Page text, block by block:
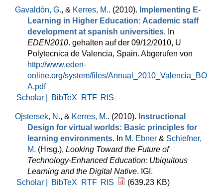
Gavaldón, G., & Kerres, M.. (2010). Implementing E-
Learning in Higher Education: Academic staff
development at spanish universities. In
EDEN2010. gehalten auf der 09/12/2010, U
Polytecnica de Valencia, Spain. Abgerufen von
http://www.eden-
online.org/system/files/Annual_2010_Valencia_BO
A.pdf
Scholar |
BibTeX RTF RIS
Ojstersek, N., & Kerres, M.. (2010). Instructional
Design for virtual worlds: Basic principles for
learning environments. In M. Ebner & Schiefner,
M. (Hrsg.), Looking Toward the Future of
Technology-Enhanced Education: Ubiquitous
Learning and the Digital Native. IGI.
Scholar |
BibTeX RTF RIS (639.23 KB)